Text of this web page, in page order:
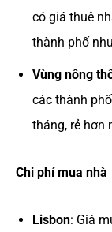
có giá thuê
thành phố
Vùng nông
các thành
tháng, rẻ hơn
Chi phí mua nhà
Lisbon: Giá